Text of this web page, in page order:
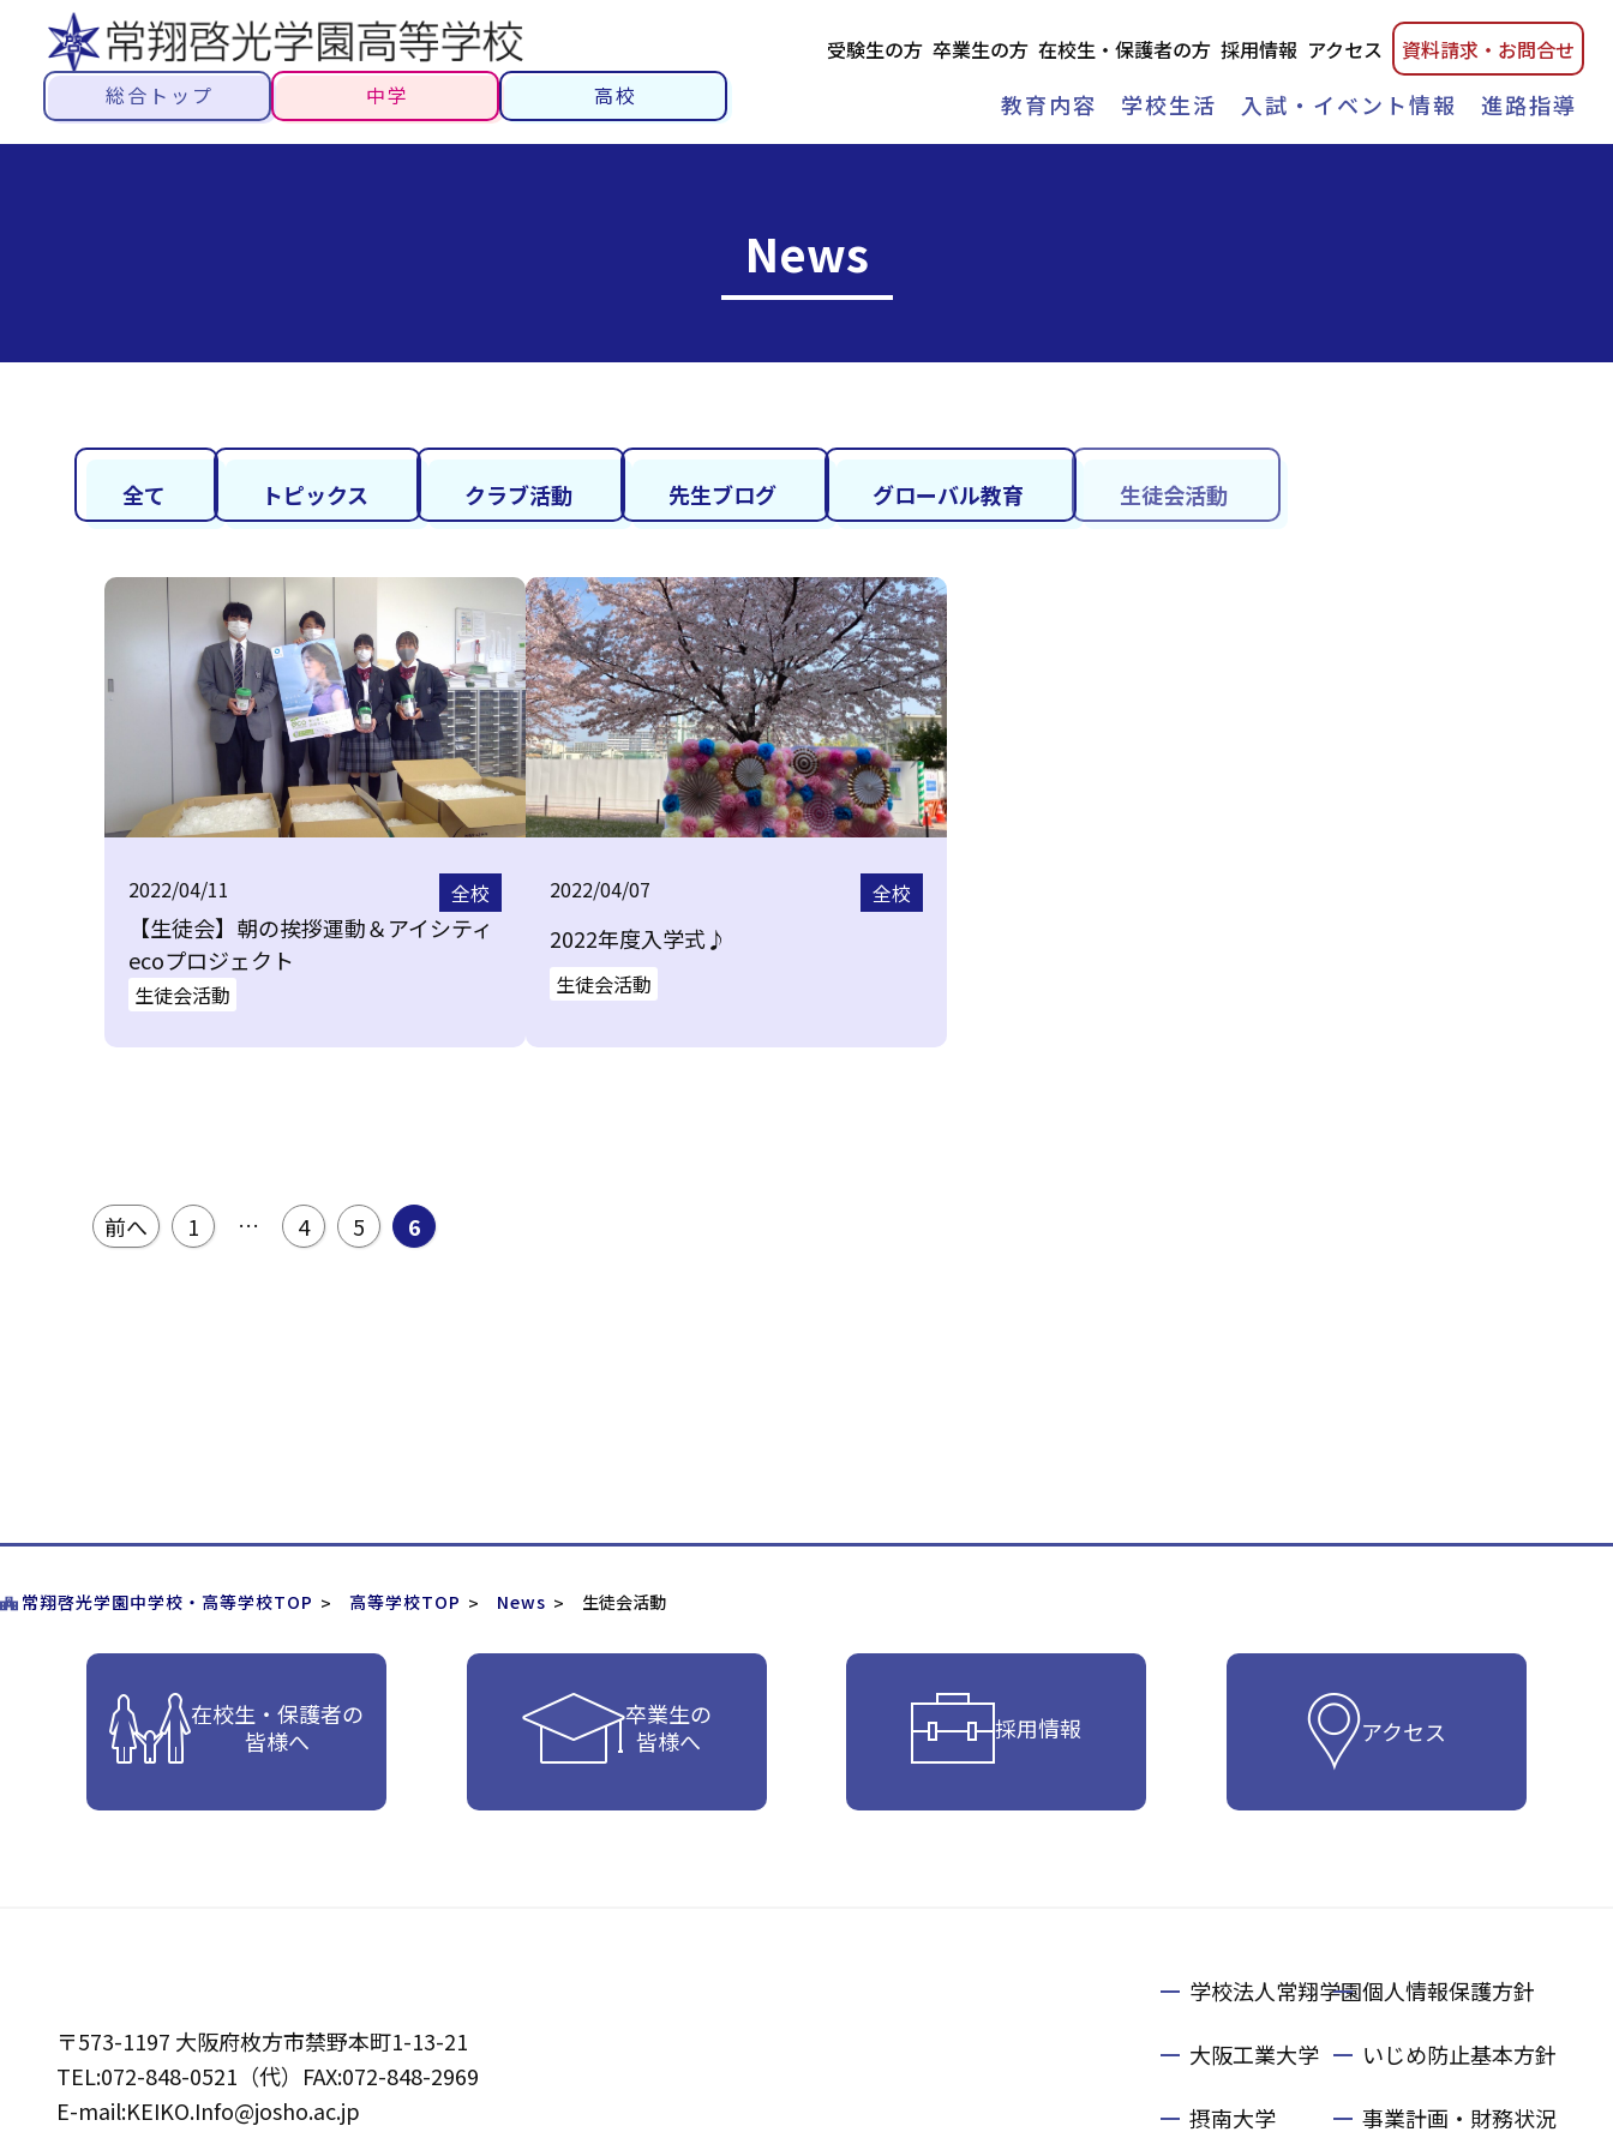
総合トップ 中学 高校
受験生の方 卒業生の方 在校生・保護者の方 採用情報 アクセス 資料請求・ お問合せ
教育内容 学校生活 入試・イベント情報 進路指導
News
全て トピックス クラブ活動 先生ブログ グローバル教育 生徒会活動
2022/04/11 全校
【生徒会】朝の挨拶運動＆アイシティ
ecoプロジェクト
生徒会活動
2022/04/07 全校
2022年度入学式♪
生徒会活動
前へ 1 … 4 5 6
常翔啓光学園中学校・高等学校TOP 高等学校TOP News 生徒会活動
在校生・保護者の
皆様へ
卒業生の
皆様へ
採用情報 アクセス
〒573-1197 大阪府枚方市禁野本町1-13-21
TEL:072-848-0521（代）FAX:072-848-2969
E-mail:KEIKO.Info@josho.ac.jp
学校法人常翔学園
大阪工業大学
摂南大学
個人情報保護方針
いじめ防止基本方針
事業計画・財務状況